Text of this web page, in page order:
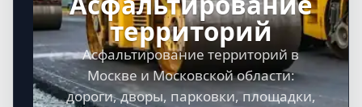
территорий
Асфальтирование территорий в
Москве и Московской области:
дороги, дворы, парковки, площадки,